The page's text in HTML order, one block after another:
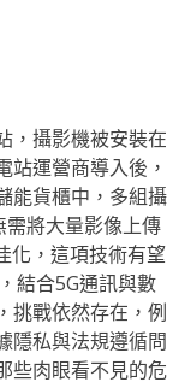
，攝影機被安裝在
運營商導入後，
能貨櫃中，多組攝
將大量影像上傳
化，這項技術有望
結合5G通訊與數
挑戰依然存在，例
隱私與法規遵循問
些肉眼看不見的危